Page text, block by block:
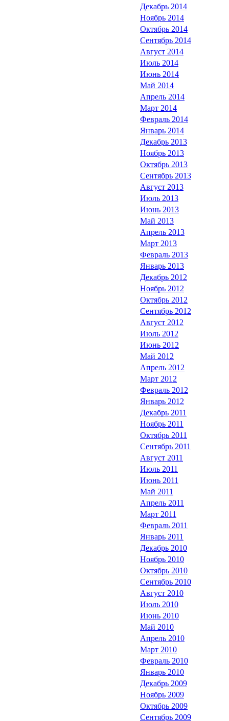
Декабрь 2014
Ноябрь 2014
Октябрь 2014
Сентябрь 2014
Август 2014
Июль 2014
Июнь 2014
Май 2014
Апрель 2014
Март 2014
Февраль 2014
Январь 2014
Декабрь 2013
Ноябрь 2013
Октябрь 2013
Сентябрь 2013
Август 2013
Июль 2013
Июнь 2013
Май 2013
Апрель 2013
Март 2013
Февраль 2013
Январь 2013
Декабрь 2012
Ноябрь 2012
Октябрь 2012
Сентябрь 2012
Август 2012
Июль 2012
Июнь 2012
Май 2012
Апрель 2012
Март 2012
Февраль 2012
Январь 2012
Декабрь 2011
Ноябрь 2011
Октябрь 2011
Сентябрь 2011
Август 2011
Июль 2011
Июнь 2011
Май 2011
Апрель 2011
Март 2011
Февраль 2011
Январь 2011
Декабрь 2010
Ноябрь 2010
Октябрь 2010
Сентябрь 2010
Август 2010
Июль 2010
Июнь 2010
Май 2010
Апрель 2010
Март 2010
Февраль 2010
Январь 2010
Декабрь 2009
Ноябрь 2009
Октябрь 2009
Сентябрь 2009